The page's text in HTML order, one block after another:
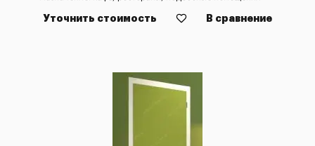
Уточнить стоимость В сравнение